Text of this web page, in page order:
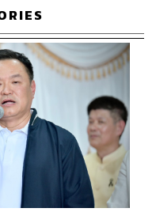
น้า ยิ่งกลุ่มแรงงาน
ก ทำให้อาจต้องจ่าย
นข้ามชาติจะรู้สึกว่า
ละใช้เวลามาก รวมไป
วามรู้สึกดูถูกเหยียด
การเข้ารับบริการ แม้
น การพูด การฟัง ก็เป็น
าถึงบัตร
ละลุกลามไปมากกว่า
แต่เป็นเรื่องมายาคติ